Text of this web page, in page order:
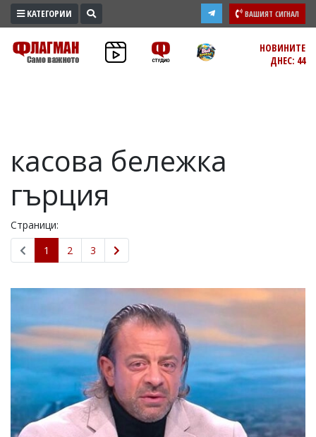
ПРОМО
ЗОНА
ЗДРАВЕ
ПОЛИТИКА
ОБЩИНИ
ОБЩЕСТВО
ЛАЙФСТАЙЛ
СПОРТ
РАЗСЛЕДВАНЕ
ЮГ
КАТЕГОРИИ ВАШИЯТ СИГНАЛ
НОВИНИТЕ
ДНЕС: 44
касова бележка
гърция
Страници:
1
2 3